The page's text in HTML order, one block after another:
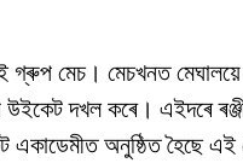
মেচ। মেচখনত মেঘালয়ে
উইকেট দখল কৰে। এইদৰে
একাডেমীত অনুষ্ঠিত হৈছে